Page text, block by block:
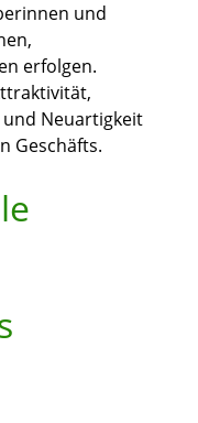
und
erfolgen.
Neuartigkeit
Geschäfts.